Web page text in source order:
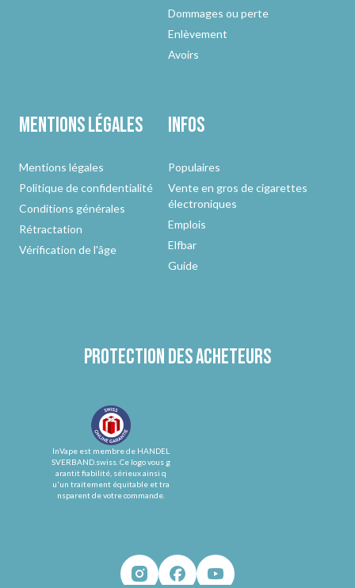
Dommages ou perte
Enlèvement
Avoirs
Mentions légales
Mentions légales
Politique de confidentialité
Conditions générales
Rétractation
Vérification de l'âge
Infos
Populaires
Vente en gros de cigarettes
électroniques
Emplois
Elfbar
Guide
Protection des acheteurs
InVape est membre de HANDEL
SVERBAND.swiss. Ce logo vous g
arantit fiabilité, sérieux ainsi q
u'un traitement équitable et tra
nsparent de votre commande.